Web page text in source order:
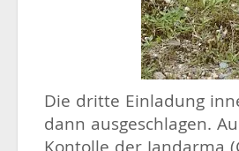
Die dritte Einladung
dann ausgeschlagen.
Kontolle der Jandarma